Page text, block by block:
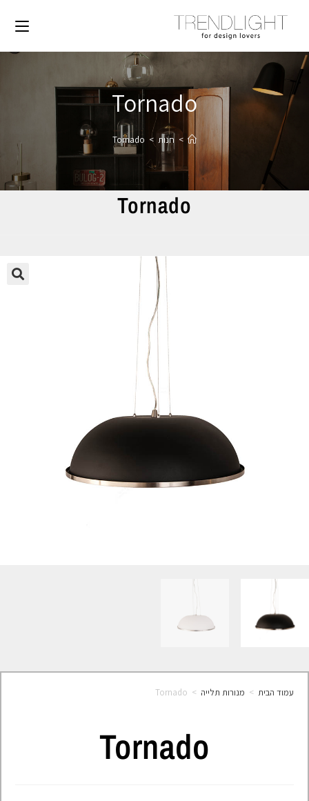
Tornado
> חנות >
Tornado
Tornado
עמוד הבית > מנורות תלייה >
Tornado
Tornado